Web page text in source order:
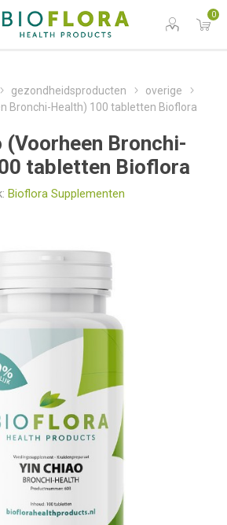
0
gezondheidsproducten
overige
Bronchi-Health) 100 tabletten Bioflora
(Voorheen Bronchi-
tabletten Bioflora
Bioflora Supplementen